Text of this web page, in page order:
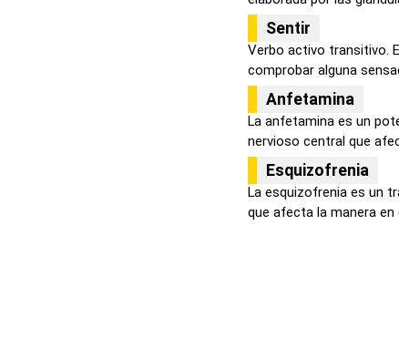
Sentir
Verbo activo transitivo.
comprobar alguna
Anfetamina
La anfetamina es un
nervioso central que
Esquizofrenia
La esquizofrenia es un
que afecta la manera en